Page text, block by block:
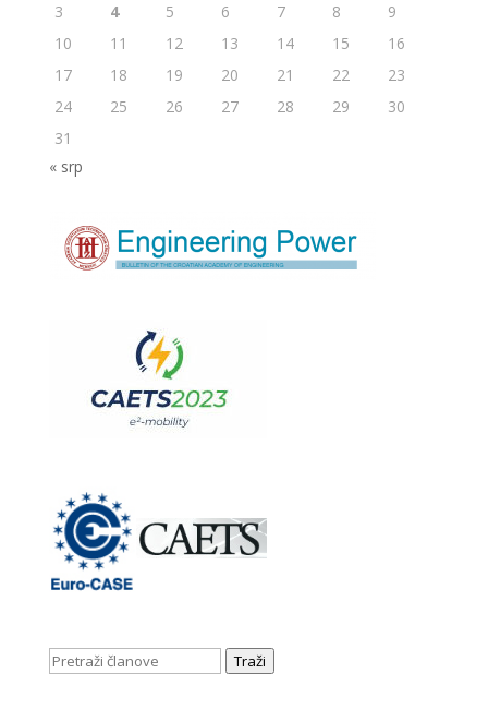
3
4 5 6 7 8
9
10
11 12 13 14 15
16
17
18 19 20 21 22
23
24
25 26 27 28 29
30
31
« srp
Traži